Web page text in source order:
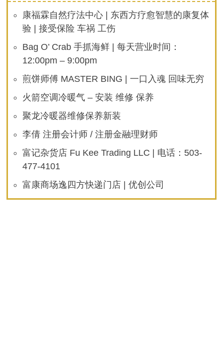
康福霖自然疗法中心 | 东西方疗愈智慧的康复体
验 | 接受保险 车祸 工伤
Bag O’ Crab 手抓海鲜 | 每天营业时间：
12:00pm – 9:00pm
煎饼师傅 MASTER BING | 一口入魂 回味无穷
火箭空调冷暖气 – 安装 维修 保养
聚龙冷暖器维修保养新装
李倩 注册会计师 / 注册金融理财师
富记杂货店 Fu Kee Trading LLC | 电话：503-
477-4101
富康商场逸四方快递门店 | 优创公司